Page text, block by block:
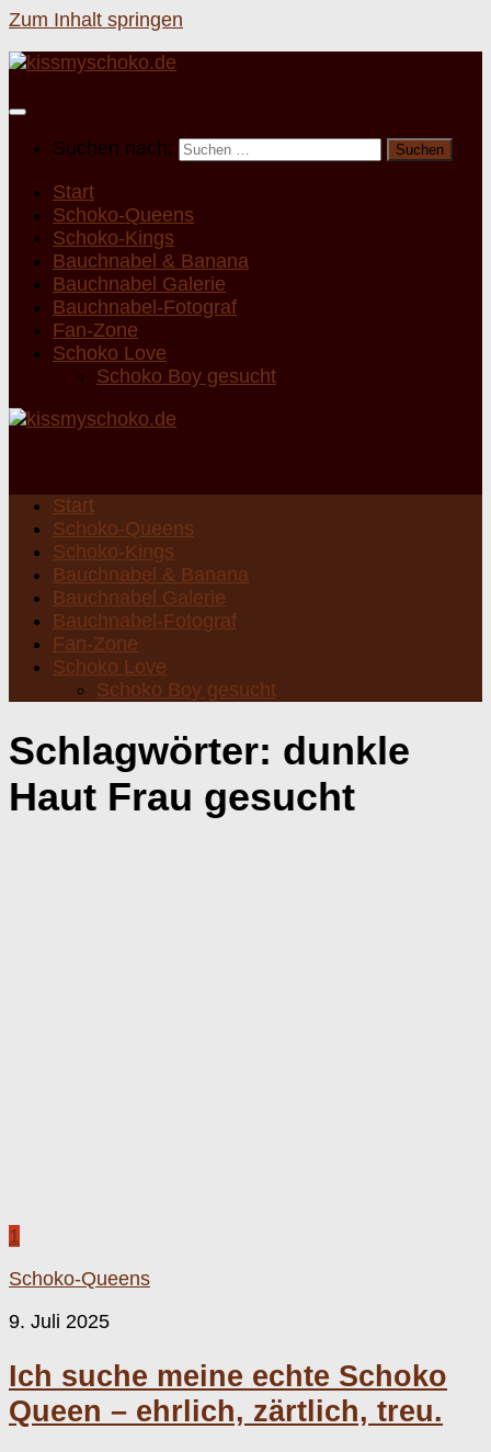
Zum Inhalt springen
Suchen nach:
Start
Schoko-Queens
Schoko-Kings
Bauchnabel & Banana
Bauchnabel Galerie
Bauchnabel-Fotograf
Fan-Zone
Schoko Love
Schoko Boy gesucht
Start
Schoko-Queens
Schoko-Kings
Bauchnabel & Banana
Bauchnabel Galerie
Bauchnabel-Fotograf
Fan-Zone
Schoko Love
Schoko Boy gesucht
Schlagwörter: dunkle
Haut Frau gesucht
1
Schoko-Queens
9. Juli 2025
Ich suche meine echte Schoko
Queen – ehrlich, zärtlich, treu.